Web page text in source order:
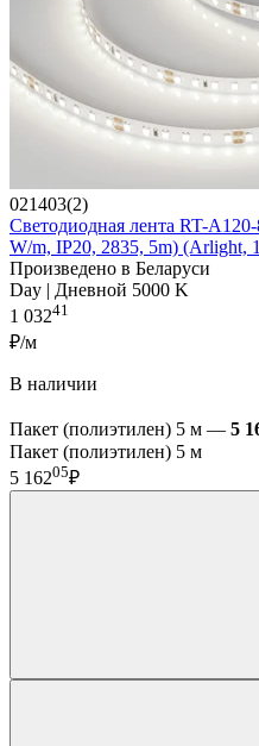
021403(2)
Светодиодная лента RT-
W/m, IP20, 2835, 5m) (Arlight,
Произведено в Беларуси
Day | Дневной 5000 K
1 03241
₽/м
В наличии
Пакет (полиэтилен) 5 м — 5
Пакет (полиэтилен) 5 м
5 16205₽